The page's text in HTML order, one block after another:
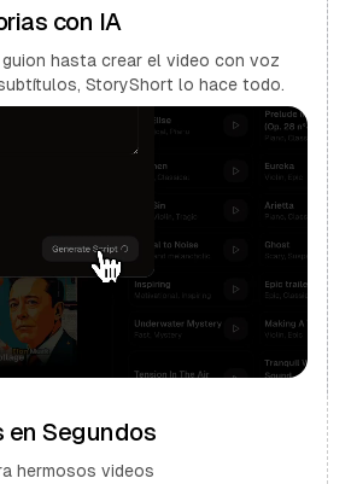
con IA
hasta crear el video con voz
StoryShort lo hace todo.
en Segundos
hermosos videos